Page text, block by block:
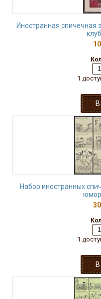
Иностранная спичечная
1
Набор иностранных
юмор
1